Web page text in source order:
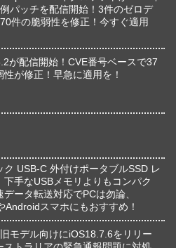
パッチを配信開始！3件のゼロデ
件の脆弱性を修正！今すぐ適用
が配信開始！CVE番号ベースで37
性が修正！早急に適用を！
ク USB-C 外付けポータブルSSD レ
下手なUSBメモリよりもコンパク
データ転送対応でPCは勿論、
Androidスマホにもおすすめ！
モデル向けにiOS18.7.6をリリー